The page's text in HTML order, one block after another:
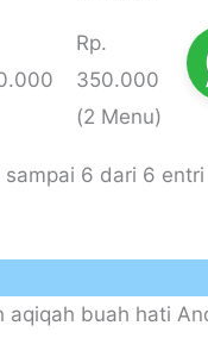
Rp.
350.000
(2 Menu)
sampai 6 dari 6 entri
aqiqah buah hati